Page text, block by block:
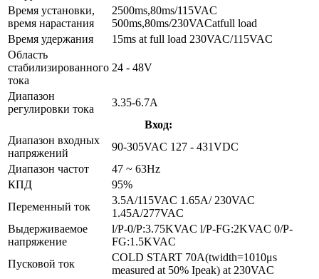
Время установки,
время нарастания
2500ms,80ms/115VAC
500ms,80ms/230VACatfull load
Время удержания
15ms at full load 230VAC/115VAC
Область
стабилизированного
тока
24 - 48V
Диапазон
регулировки тока
3.35-6.7A
Вход:
Диапазон входных
напряжений
90-305VAC 127 - 431VDC
Диапазон частот
47 ~ 63Hz
КПД
95%
Переменный ток
3.5A/115VAC 1.65A/ 230VAC
1.45A/277VAC
Выдерживаемое
напряжение
l/P-0/P:3.75KVAC l/P-FG:2KVAC 0/P-
FG:1.5KVAC
Пусковой ток
COLD START 70A(twidth=1010μs
measured at 50% Ipeak) at 230VAC